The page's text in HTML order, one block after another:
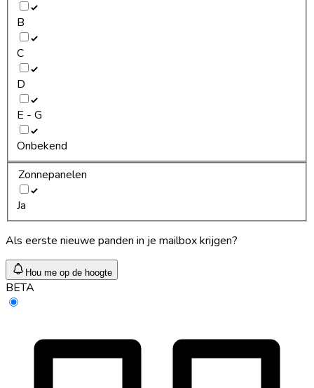
B
C
D
E - G
Onbekend
Zonnepanelen
Ja
Als eerste nieuwe panden in je mailbox krijgen?
Hou me op de hoogte
BETA